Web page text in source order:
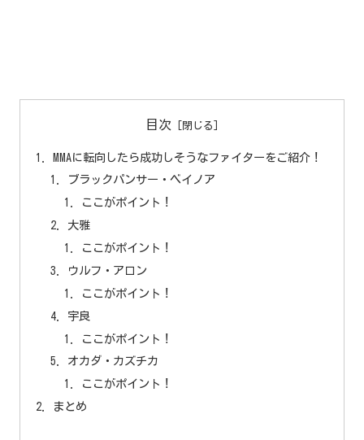
目次
MMAに転向したら成功しそうなファイターをご紹介！
ブラックパンサー・ベイノア
ここがポイント！
大雅
ここがポイント！
ウルフ・アロン
ここがポイント！
宇良
ここがポイント！
オカダ・カズチカ
ここがポイント！
まとめ